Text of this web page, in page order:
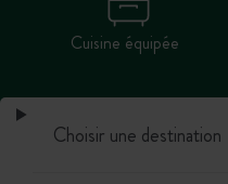
Cuisine équipée